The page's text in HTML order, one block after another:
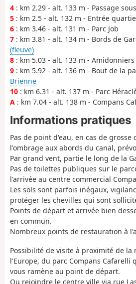
4 : km 2.29 - alt. 133 m - Passage
5 : km 2.5 - alt. 132 m - Entrée
6 : km 3.46 - alt. 131 m - Parc Job
7 : km 3.81 - alt. 134 m - Bords de
(fleuve)
8 : km 5.03 - alt. 133 m - Amidonniers
9 : km 5.92 - alt. 136 m - Bout de la
Brienne
10 : km 6.31 - alt. 137 m - Parc
A : km 7.04 - alt. 138 m - Compans
Informations pratiques
Pas de point d'eau, en cas de grosse
l'ombrage aux abords du canal,
Par grand vent, partie le long de la
Pas de toilettes publiques sur le
l'arrivée au centre commercial
Les sols sont parfois inégaux,
protéger les chevilles qui sont
Points de départ et arrivée bien
en commun.
Nombreux points de restauration à
Possibilité de visite à proximité de la
l'Europe, du parc Compans Cafarelli
vous ramène au point de départ.
Ou rejoindre le centre ville via rue